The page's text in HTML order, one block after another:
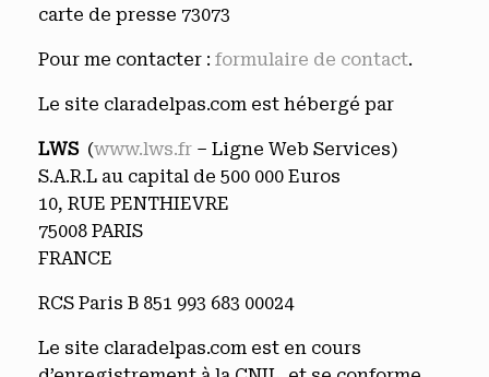
carte de presse 73073
Pour me contacter : formulaire de contact.
Le site claradelpas.com est hébergé par
LWS (www.lws.fr – Ligne Web Services)
S.A.R.L au capital de 500 000 Euros
10, RUE PENTHIEVRE
75008 PARIS
FRANCE
RCS Paris B 851 993 683 00024
Le site claradelpas.com est en cours